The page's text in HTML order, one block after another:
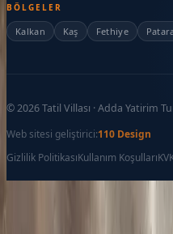
BÖLGELER
Kalkan Kaş Fethiye
©2026Tatil Villası · Adda Yatirim
Web sitesi geliştirici:110 Design
Gizlilik PolitikasıKullanım Koşulları